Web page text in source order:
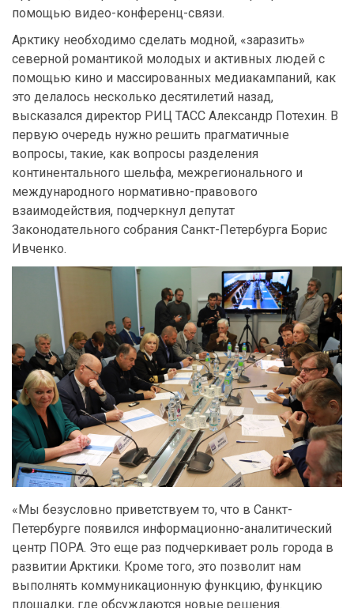
помощью видео-конференц-связи.
Арктику необходимо сделать модной, «заразить»
северной романтикой молодых и активных людей с
помощью кино и массированных медиакампаний, как
это делалось несколько десятилетий назад,
высказался директор РИЦ ТАСС Александр Потехин. В
первую очередь нужно решить прагматичные
вопросы, такие, как вопросы разделения
континентального шельфа, межрегионального и
международного нормативно-правового
взаимодействия, подчеркнул депутат
Законодательного собрания Санкт-Петербурга Борис
Ивченко.
«Мы безусловно приветствуем то, что в Санкт-
Петербурге появился информационно-аналитический
центр ПОРА. Это еще раз подчеркивает роль города в
развитии Арктики. Кроме того, это позволит нам
выполнять коммуникационную функцию, функцию
площадки, где обсуждаются новые решения.